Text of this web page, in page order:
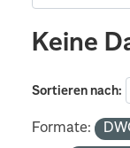
Keine
Sortieren nach
Formate: